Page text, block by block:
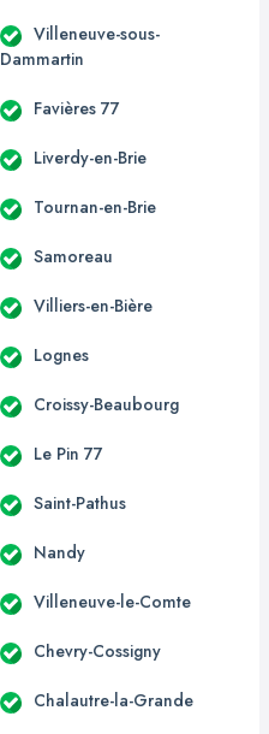
Villeneuve-sous-
Dammartin
Favières 77
Liverdy-en-Brie
Tournan-en-Brie
Samoreau
Villiers-en-Bière
Lognes
Croissy-Beaubourg
Le Pin 77
Saint-Pathus
Nandy
Villeneuve-le-Comte
Chevry-Cossigny
Chalautre-la-Grande